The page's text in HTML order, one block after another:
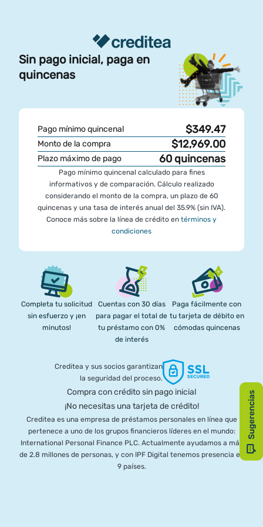
Sin pago inicial, paga en
quincenas
Pago mínimo quincenal $349.47
Monto de la compra $12,969.00
Plazo máximo de pago 60 quincenas
Pago mínimo quincenal calculado para fines
informativos y de comparación. Cálculo realizado
considerando el monto de la compra, un plazo de 60
quincenas y una tasa de interés anual del 35.9% (sin IVA).
Conoce más sobre la línea de crédito en términos y
condiciones
Completa tu solicitud
sin esfuerzo y ¡en
minutos!
Cuentas con 30 días
para pagar el total de
tu préstamo con 0%
de interés
Paga fácilmente con
tu tarjeta de débito en
cómodas quincenas
Creditea y sus socios garantizan
la seguridad del proceso.
Compra con crédito sin pago inicial
¡No necesitas una tarjeta de crédito!
Creditea es una empresa de préstamos personales en línea que
pertenece a uno de los grupos financieros líderes en el mundo:
International Personal Finance PLC. Actualmente ayudamos a más
de 2.8 millones de personas, y con IPF Digital tenemos presencia en
9 países.